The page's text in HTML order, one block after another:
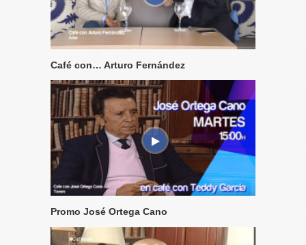
Café con… Arturo Fernández
Promo José Ortega Cano